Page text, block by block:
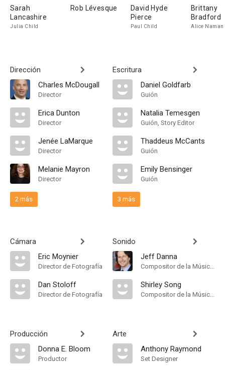
Sarah
Lancashire
Julia Child
Rob Lévesque
David Hyde
Pierce
Paul Child
Brittany
Bradford
Alice Naman
Dirección
Charles McDougall
Director
Erica Dunton
Director
Jenée LaMarque
Director
Melanie Mayron
Director
2 más
Cámara
Eric Moynier
Director de Fotografía
Dan Stoloff
Director de Fotografía
Producción
Donna E. Bloom
Productor
Escritura
Daniel Goldfarb
Guión
Natalia Temesgen
Guión, Story Editor
Thaddeus McCants
Guión
Emily Bensinger
Guión
3 más
Sonido
Jeff Danna
Compositor de la Música Original
Shirley Song
Compositor de la Música Original
Arte
Anthony Raymond
Set Designer